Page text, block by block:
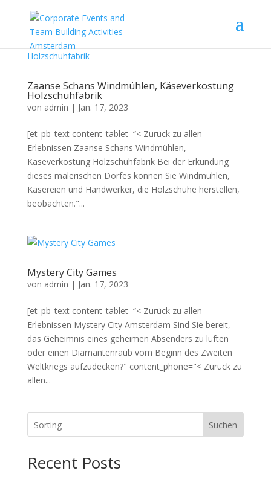
Zaanse Schans Windmühlen, Käseverkostung
Holzschuhfabrik
von admin | Jan. 17, 2023
[et_pb_text content_tablet=“< Zurück zu allen
Erlebnissen Zaanse Schans Windmühlen,
Käseverkostung Holzschuhfabrik Bei der Erkundung
dieses malerischen Dorfes können Sie Windmühlen,
Käsereien und Handwerker, die Holzschuhe herstellen,
beobachten."...
Mystery City Games
von admin | Jan. 17, 2023
[et_pb_text content_tablet=“< Zurück zu allen
Erlebnissen Mystery City Amsterdam Sind Sie bereit,
das Geheimnis eines geheimen Absenders zu lüften
oder einen Diamantenraub vom Beginn des Zweiten
Weltkriegs aufzudecken?" content_phone="< Zurück zu
allen...
Suchen
Recent Posts